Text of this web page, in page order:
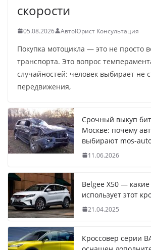
скорости
05.08.2026 АвтоЮрист Консультация
Покупка мотоцикла — это не просто
транспорта. Это вопрос
случайностей: человек выбирает не
передвижения,
Срочный выкуп
Москве: почему
выбирают mos-
11.06.2026
Belgee X50 — какие
использует этот
21.04.2025
Кроссовер серии